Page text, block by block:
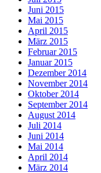
Juni 2015
Mai 2015
April 2015
März 2015
Februar 2015
Januar 2015
Dezember 2014
November 2014
Oktober 2014
September 2014
August 2014
Juli 2014
Juni 2014
Mai 2014
April 2014
März 2014